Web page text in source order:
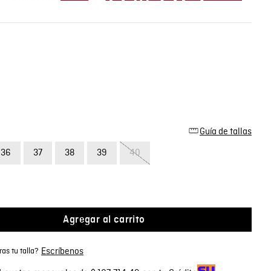
Guía de tallas
36 37 38 39 40
Agregar al carrito
tu talla? Escríbenos